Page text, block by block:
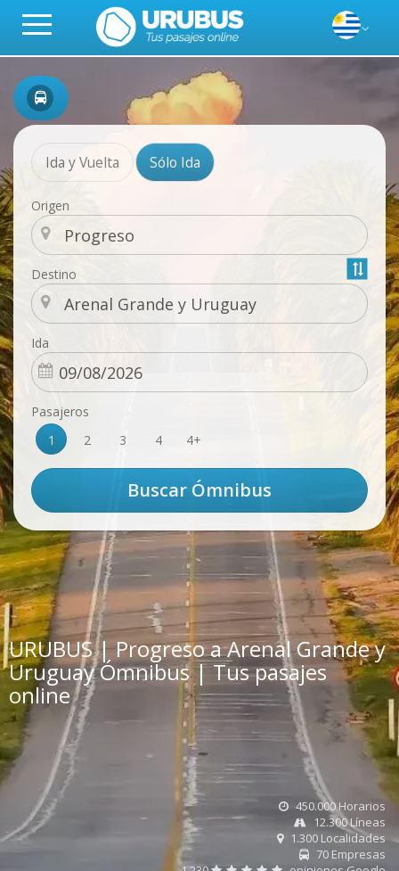
Ida y Vuelta Sólo Ida
Origen
Destino
Ida
Pasajeros
1
2 3 4 4+
URUBUS | Progreso a Arenal Grande y
Uruguay Ómnibus | Tus pasajes
online
450.000 Horarios
12.300 Líneas
1.300 Localidades
70 Empresas